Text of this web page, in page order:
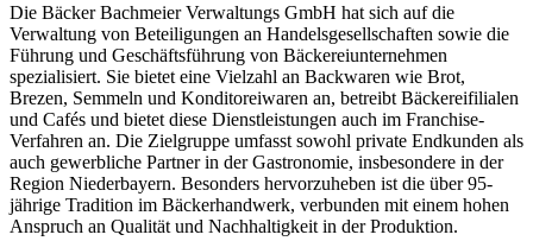
Die Bäcker Bachmeier Verwaltungs GmbH hat sich auf die
Verwaltung von Beteiligungen an Handelsgesellschaften sowie die
Führung und Geschäftsführung von Bäckereiunternehmen
spezialisiert. Sie bietet eine Vielzahl an Backwaren wie Brot,
Brezen, Semmeln und Konditoreiwaren an, betreibt Bäckereifilialen
und Cafés und bietet diese Dienstleistungen auch im Franchise-
Verfahren an. Die Zielgruppe umfasst sowohl private Endkunden als
auch gewerbliche Partner in der Gastronomie, insbesondere in der
Region Niederbayern. Besonders hervorzuheben ist die über 95-
jährige Tradition im Bäckerhandwerk, verbunden mit einem hohen
Anspruch an Qualität und Nachhaltigkeit in der Produktion.